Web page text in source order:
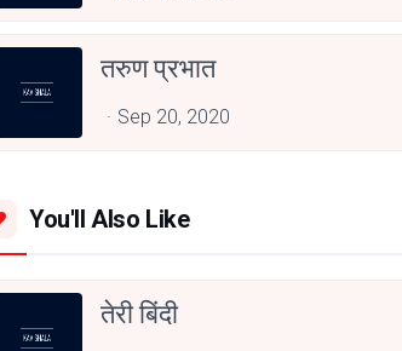
तरुण प्रभात
Sep 20, 2020
You'll Also Like
तेरी बिंदी